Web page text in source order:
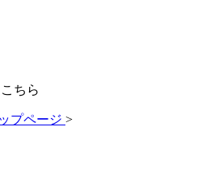
こちら
プページ >